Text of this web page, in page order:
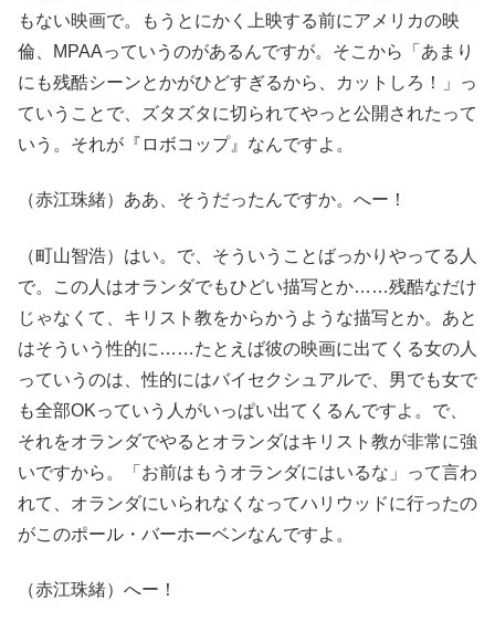
もない映画で。もうとにかく上映する前にアメリカの映
倫、MPAAっていうのがあるんですが。そこから「あまり
にも残酷シーンとかがひどすぎるから、カットしろ！」っ
ていうことで、ズタズタに切られてやっと公開されたって
いう。それが『ロボコップ』なんですよ。
（赤江珠緒）ああ、そうだったんですか。へー！
（町山智浩）はい。で、そういうことばっかりやってる人
で。この人はオランダでもひどい描写とか……残酷なだけ
じゃなくて、キリスト教をからかうような描写とか。あと
はそういう性的に……たとえば彼の映画に出てくる女の人
っていうのは、性的にはバイセクシュアルで、男でも女で
も全部OKっていう人がいっぱい出てくるんですよ。で、
それをオランダでやるとオランダはキリスト教が非常に強
いですから。「お前はもうオランダにはいるな」って言わ
れて、オランダにいられなくなってハリウッドに行ったの
がこのポール・バーホーベンなんですよ。
（赤江珠緒）へー！